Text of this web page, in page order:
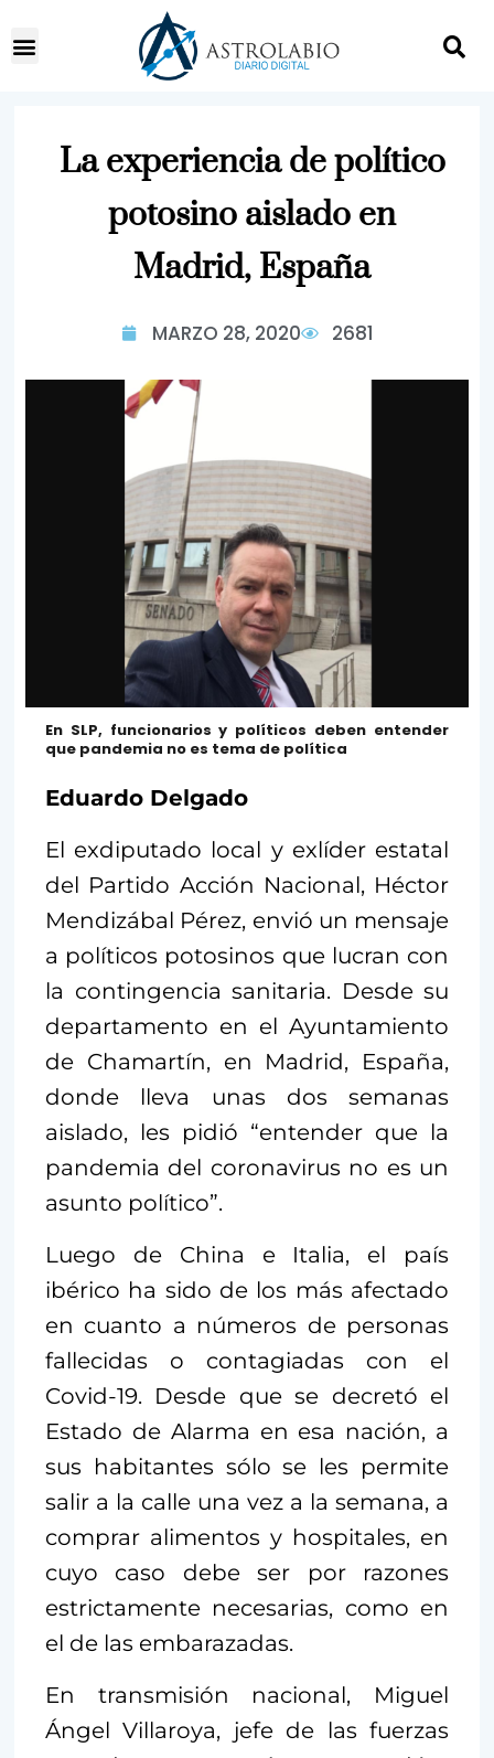
La experiencia de político
potosino aislado en
Madrid, España
MARZO 28, 2020 2681
En SLP, funcionarios y políticos deben entender
que pandemia no es tema de política
Eduardo Delgado
El exdiputado local y exlíder estatal
del Partido Acción Nacional, Héctor
Mendizábal Pérez, envió un mensaje
a políticos potosinos que lucran con
la contingencia sanitaria. Desde su
departamento en el Ayuntamiento
de Chamartín, en Madrid, España,
donde lleva unas dos semanas
aislado, les pidió “entender que la
pandemia del coronavirus no es un
asunto político”.
Luego de China e Italia, el país
ibérico ha sido de los más afectado
en cuanto a números de personas
fallecidas o contagiadas con el
Covid-19. Desde que se decretó el
Estado de Alarma en esa nación, a
sus habitantes sólo se les permite
salir a la calle una vez a la semana, a
comprar alimentos y hospitales, en
cuyo caso debe ser por razones
estrictamente necesarias, como en
el de las embarazadas.
En transmisión nacional, Miguel
Ángel Villaroya, jefe de las fuerzas